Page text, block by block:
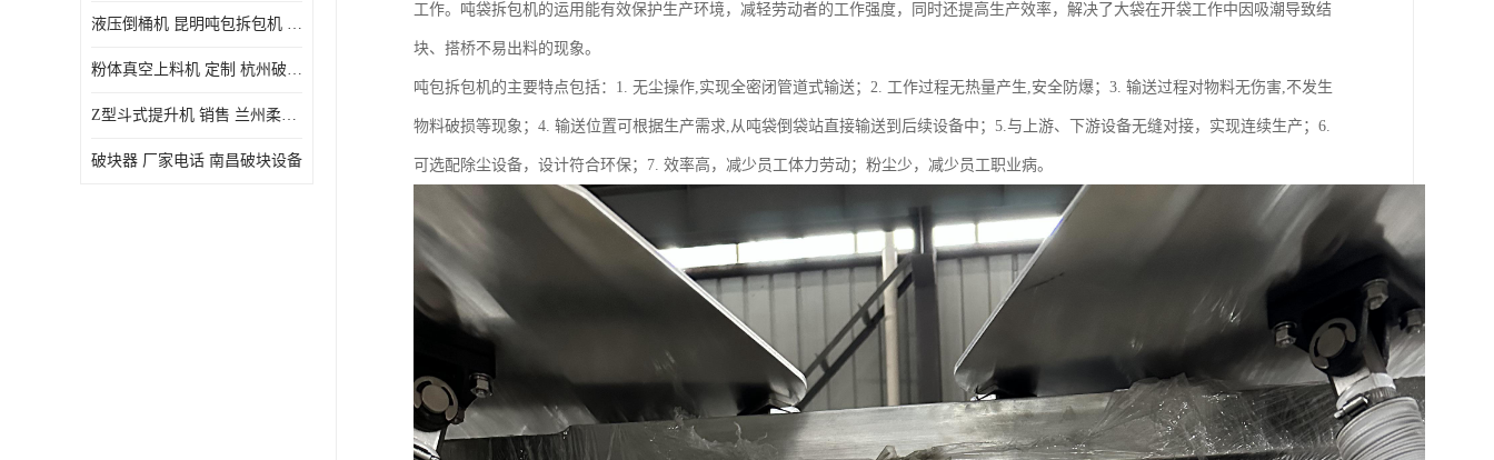
液压倒桶机 昆明吨包拆包机 定制
粉体真空上料机 定制 杭州破块器
Z型斗式提升机 销售 兰州柔性螺旋输送机
破块器 厂家电话 南昌破块设备
工作。吨袋拆包机的运用能有效保护生产环境，减轻劳动者的工作强度，同时还提高生产效率，解决了大袋在开袋工作中因吸潮导致结
块、搭桥不易出料的现象。
吨包拆包机的主要特点包括：1. 无尘操作,实现全密闭管道式输送；2. 工作过程无热量产生,安全防爆；3. 输送过程对物料无伤害,不发生
物料破损等现象；4. 输送位置可根据生产需求,从吨袋倒袋站直接输送到后续设备中；5.与上游、下游设备无缝对接，实现连续生产；6.
可选配除尘设备，设计符合环保；7. 效率高，减少员工体力劳动；粉尘少，减少员工职业病。